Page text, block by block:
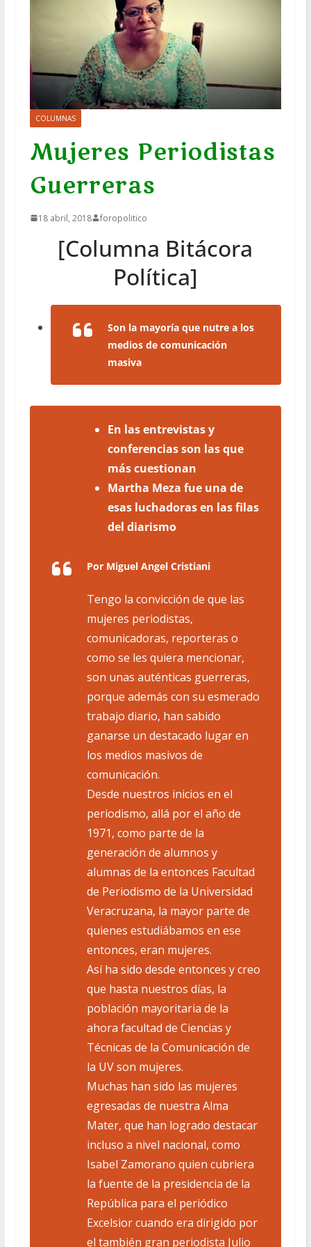
COLUMNAS
Mujeres Periodistas
Guerreras
18 abril, 2018 foropolitico
[Columna Bitácora
Política]
Son la mayoría que nutre a los
medios de comunicación
masiva
En las entrevistas y
conferencias son las que
más cuestionan
Martha Meza fue una de
esas luchadoras en las filas
del diarismo
Por Miguel Angel Cristiani
Tengo la convicción de que las
mujeres periodistas,
comunicadoras, reporteras o
como se les quiera mencionar,
son unas auténticas guerreras,
porque además con su esmerado
trabajo diario, han sabido
ganarse un destacado lugar en
los medios masivos de
comunicación.
Desde nuestros inicios en el
periodismo, allá por el año de
1971, como parte de la
generación de alumnos y
alumnas de la entonces Facultad
de Periodismo de la Universidad
Veracruzana, la mayor parte de
quienes estudiábamos en ese
entonces, eran mujeres.
Así ha sido desde entonces y creo
que hasta nuestros días, la
población mayoritaria de la
ahora facultad de Ciencias y
Técnicas de la Comunicación de
la UV son mujeres.
Muchas han sido las mujeres
egresadas de nuestra Alma
Mater, que han logrado destacar
incluso a nivel nacional, como
Isabel Zamorano quien cubriera
la fuente de la presidencia de la
República para el periódico
Excelsior cuando era dirigido por
el también gran periodista Julio